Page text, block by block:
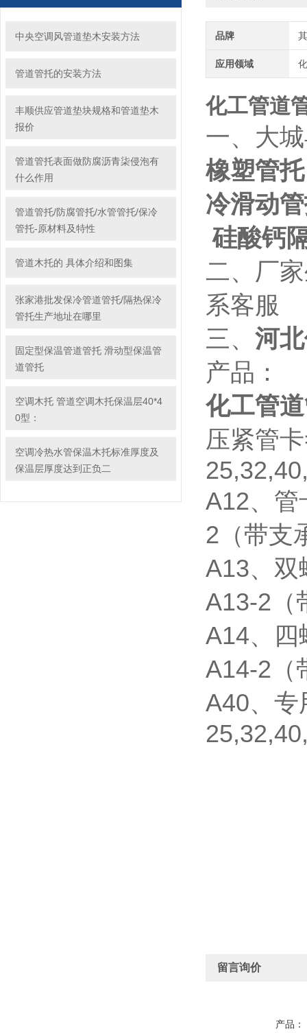
中央空调风管道垫木安装方法
管道管托的安装方法
丰顺供应管道垫块规格和管道垫木
报价
管道管托表面做防腐沥青柒侵泡有
什么作用
管道管托/防腐管托/水管管托/保冷
管托-原材料及特性
管道木托的 具体介绍和图集
张家港批发保冷管道管托/隔热保冷
管托生产地址在哪里
固定型保温管道管托 滑动型保温管
道管托
空调木托 管道空调木托保温层40*4
0型：
空调冷热水管保温木托标准厚度及
保温层厚度达到正负二
品牌
应用领域
化工管道
一、大
橡塑管
冷滑动
硅酸钙
二、厂
系客服
三、 河
产品：
化工管
压紧管
A12、管
2（带支
A13、双
A13-2（
A14、四
A14-2（
A40、专
留言询价
产品：